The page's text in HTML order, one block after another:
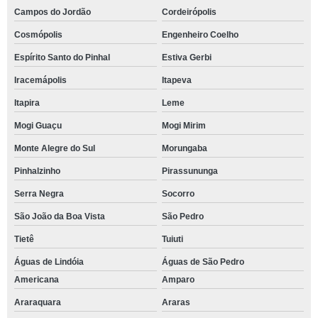
Campos do Jordão Cordeirópolis
Cosmópolis Engenheiro Coelho
Espírito Santo do Pinhal Estiva Gerbi
Iracemápolis Itapeva
Itapira Leme
Mogi Guaçu Mogi Mirim
Monte Alegre do Sul Morungaba
Pinhalzinho Pirassununga
Serra Negra Socorro
São João da Boa Vista São Pedro
Tietê Tuiuti
Águas de Lindóia
Águas de São Pedro
Americana
Amparo
Araraquara Araras